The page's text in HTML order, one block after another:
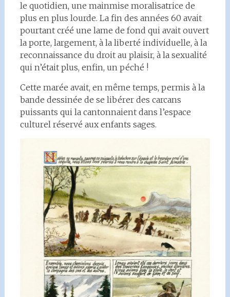
le quotidien, une mainmise moralisatrice de
plus en plus lourde. La fin des années 60 avait
pourtant créé une lame de fond qui avait ouvert
la porte, largement, à la liberté individuelle, à la
reconnaissance du droit au plaisir, à la sexualité
qui n’était plus, enfin, un péché !
Cette marée avait, en même temps, permis à la
bande dessinée de se libérer des carcans
puissants qui la cantonnaient dans l’espace
culturel réservé aux enfants sages.